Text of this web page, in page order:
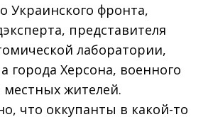
Украинского фронта,
представителя
лаборатории,
города Херсона, военного
местных жителей.
что оккупанты в какой-то